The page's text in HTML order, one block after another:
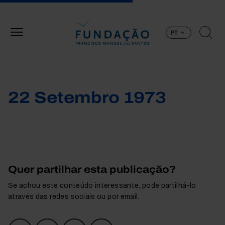
PT
22 Setembro 1973
Quer partilhar esta publicação?
Se achou este conteúdo interessante, pode partilhá-lo
através das redes sociais ou por email.